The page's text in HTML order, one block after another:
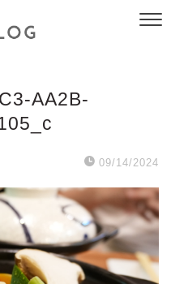
AA2B-
09/14/2024